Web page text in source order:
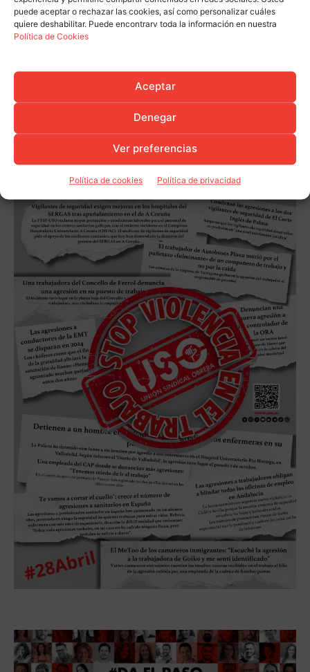
puede aceptar o rechazar las cookies, así como personalizar cuáles
quiere deshabilitar. Puede encontrarv toda la información en nuestra
Política de Cookies
Aceptar
Denegar
Ver preferencias
Política de cookies Política de privacidad